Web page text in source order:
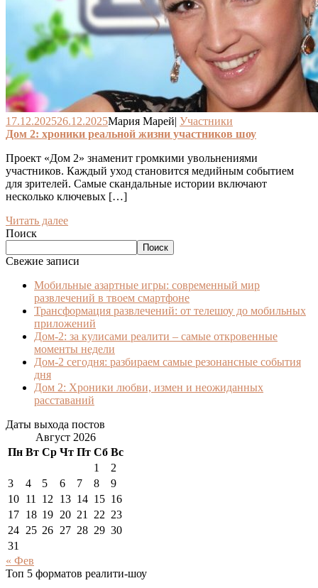
17.12.202526.12.2025Мария Марей| Участники
Дом 2: хроники реальной жизни участников шоу
Проект «Дом 2» знаменит громкими увольнениями
участников. Каждый уход становится медийным событием
для зрителей. Самые скандальные истории включают
несколько ключевых […]
Читать далее
Поиск
Поиск
Свежие записи
Мобильные азартные игры: современный мир
развлечений в твоем смартфоне
Трансформация развлечений: от телешоу до мобильных
приложений
Дом-2: за кулисами реалити – самые откровенные
моменты недели
Дом-2 сегодня: разбираем самые резонансные события
дня
Дом 2: Хроники любви, измен и неожиданных
расставаний
Даты выхода постов
Август 2026
Пн Вт Ср Чт Пт Сб Вс
1
2
3
4 5 6 7 8
9
10 11 12 13 14 15 16
17 18 19 20 21 22 23
24 25 26 27 28 29 30
31
« Фев
Топ 5 форматов реалити-шоу